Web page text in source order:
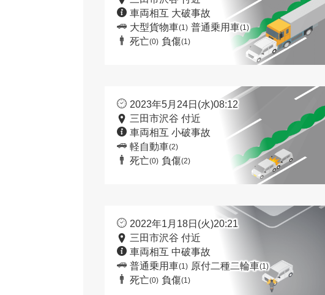
車両相互 大破事故
大型貨物車(1) 普通乗用車(1)
死亡(0) 負傷(1)
2023年5月24日(水)08:12
三田市沢谷 付近
車両相互 小破事故
軽自動車(2)
死亡(0) 負傷(2)
2022年1月18日(火)20:21
三田市沢谷 付近
車両相互 中破事故
普通乗用車(1) 原付二種二輪車(1)
死亡(0) 負傷(1)